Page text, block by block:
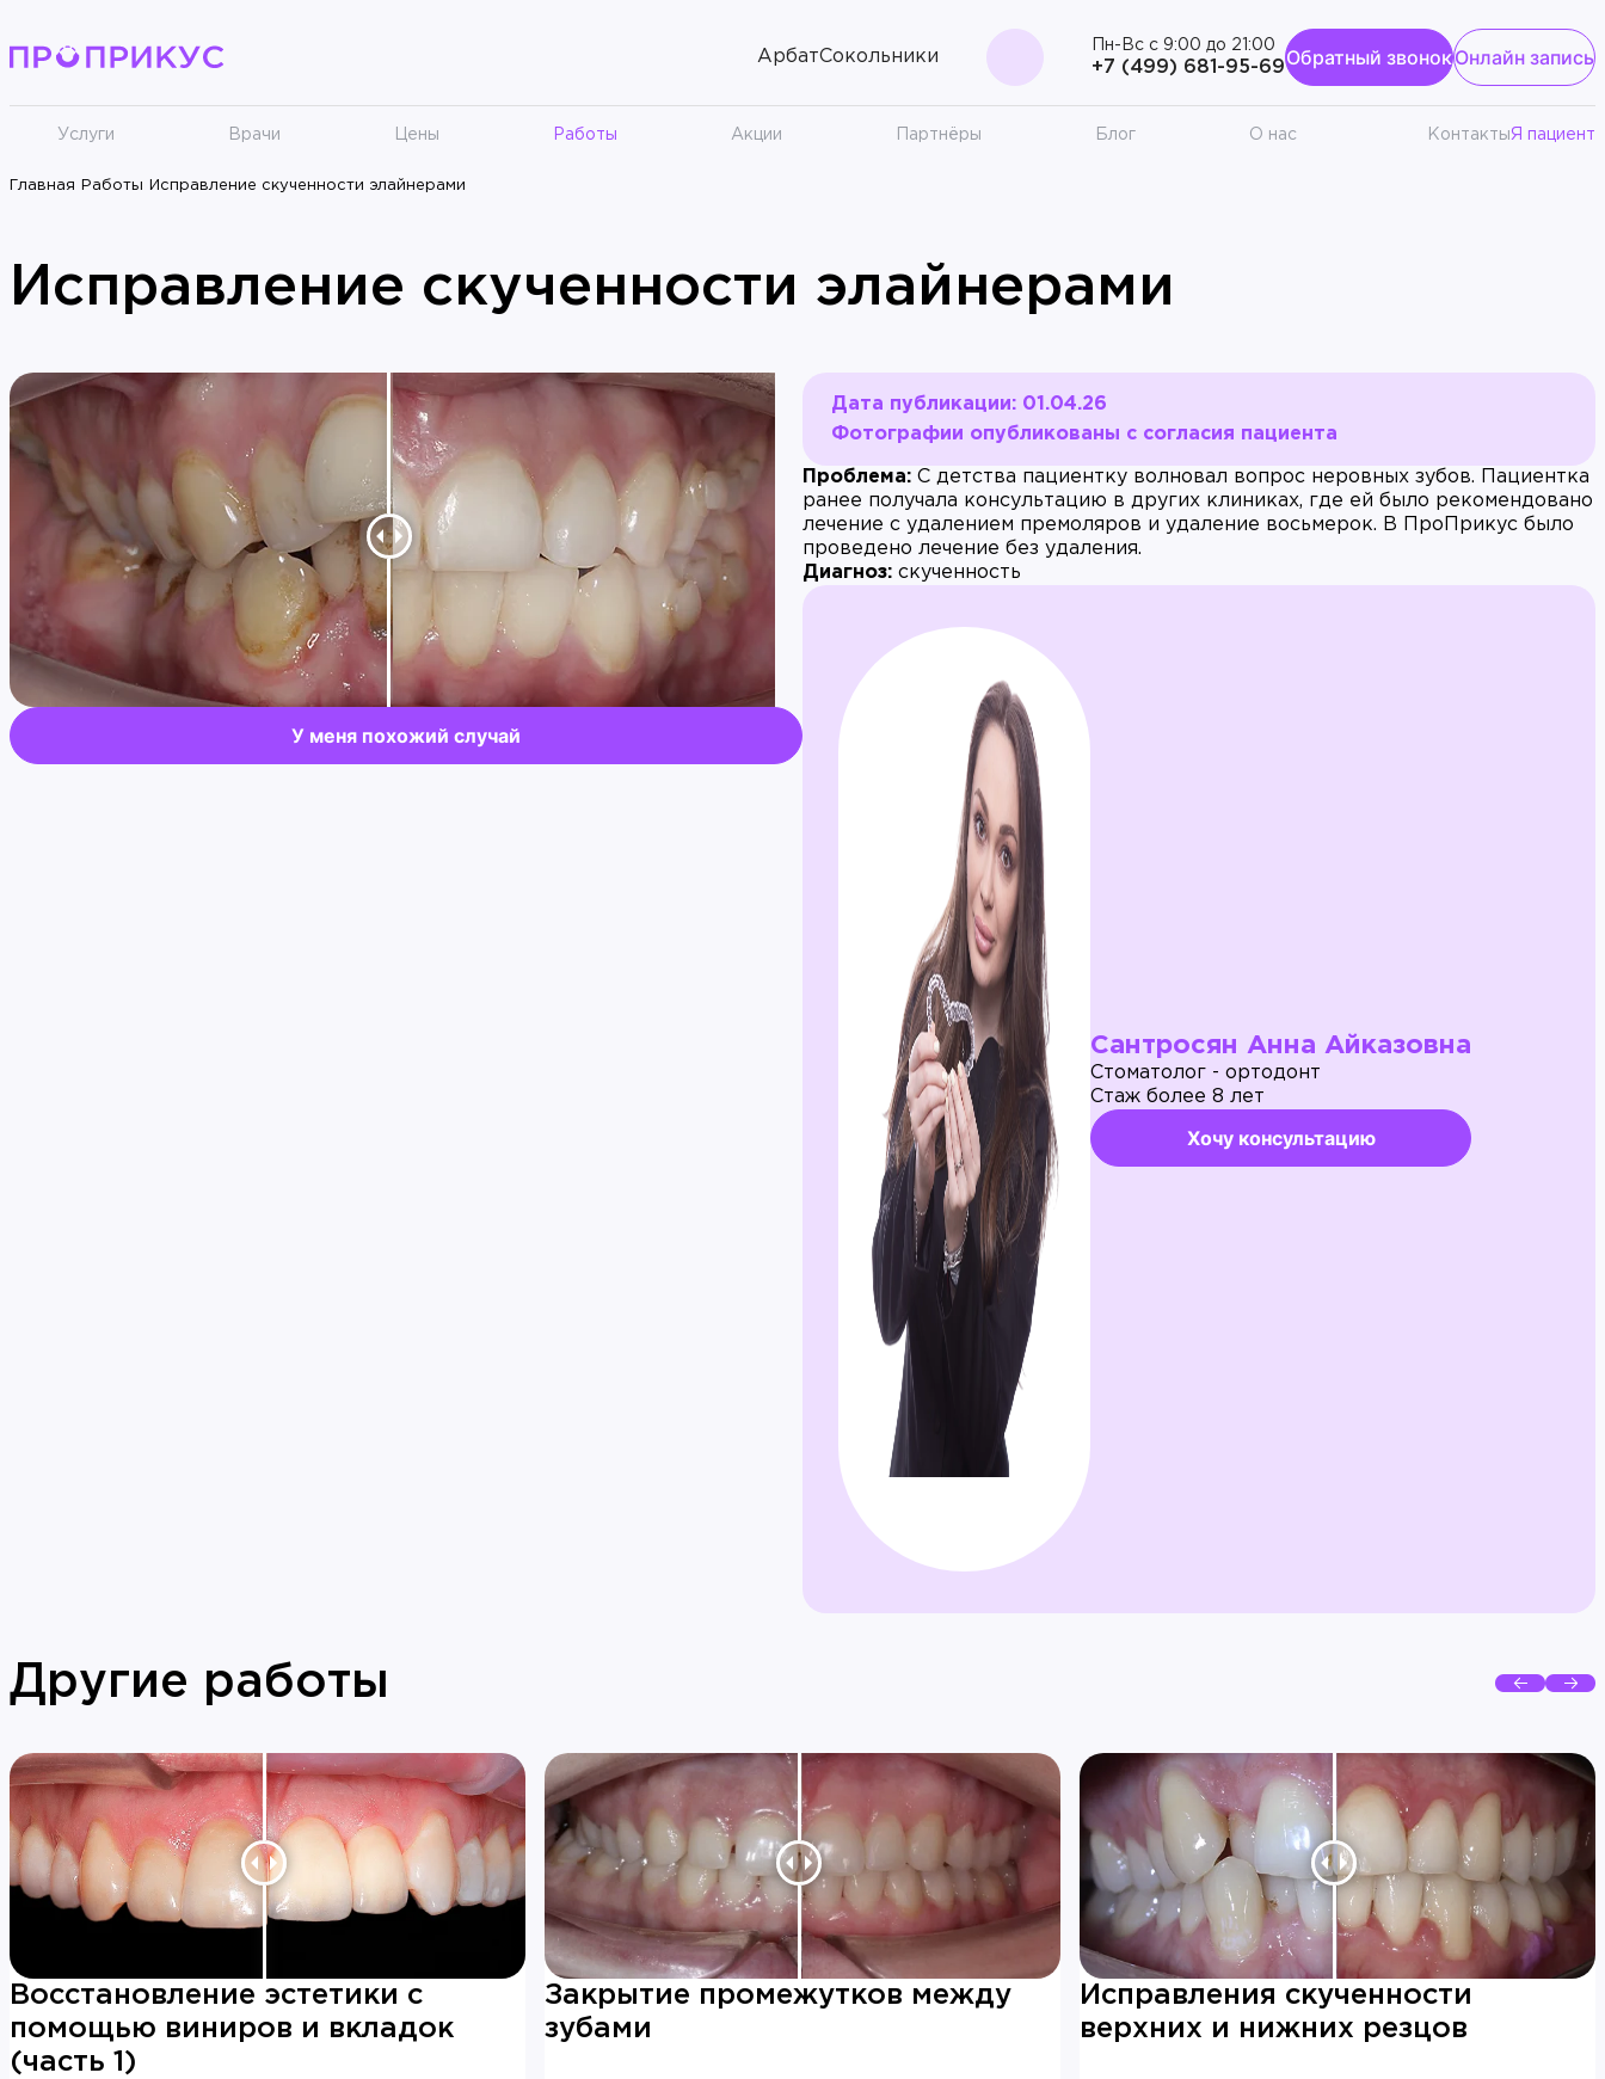
АрбатСокольники Поиск
Пн-Вс с 9:00 до 21:00
+7 (499) 681-95-69 Обратный звонокОнлайн запись
Услуги Врачи Цены Работы Акции Партнёры Блог О нас КонтактыЯ пациент
Главная Работы Исправление скученности элайнерами
Исправление скученности элайнерами
У меня похожий случай
Дата публикации: 01.04.26
Фотографии опубликованы с согласия пациента
Проблема: С детства пациентку волновал вопрос неровных зубов. Пациентка
ранее получала консультацию в других клиниках, где ей было рекомендовано
лечение с удалением премоляров и удаление восьмерок. В ПроПрикус было
проведено лечение без удаления.
Диагноз: скученность
Сантросян Анна Айказовна
Стоматолог - ортодонт
Стаж более 8 лет
Хочу консультацию
Другие работы
Восстановление эстетики с
помощью виниров и вкладок
(часть 1)
Закрытие промежутков между
зубами
Исправления скученности
верхних и нижних резцов